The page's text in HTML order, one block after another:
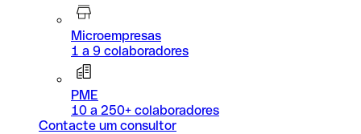
Microempresas
1 a 9 colaboradores
PME
10 a 250+ colaboradores
Contacte um consultor